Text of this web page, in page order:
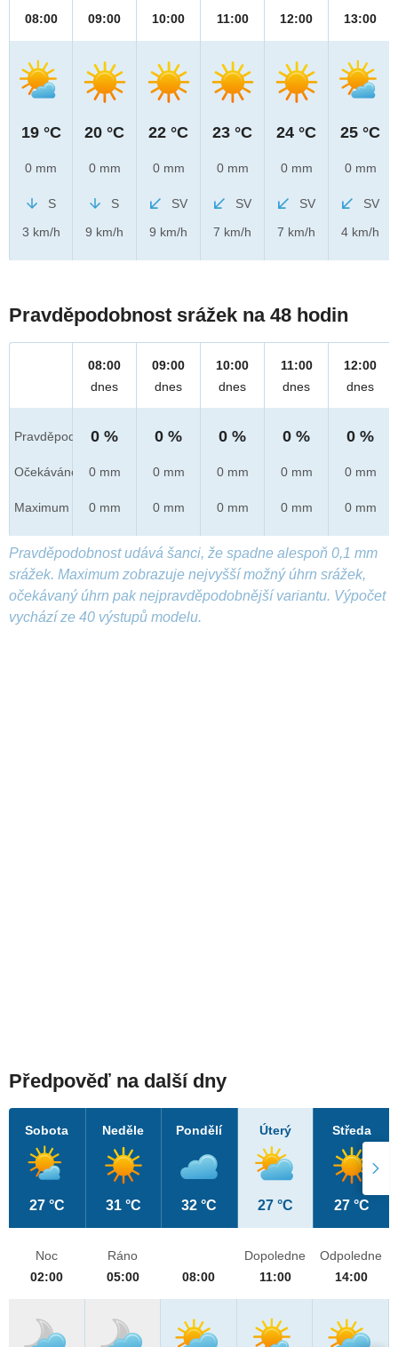
08:00
19 °C
0 mm
S
3 km/h
09:00
20 °C
0 mm
S
9 km/h
10:00
22 °C
0 mm
SV
9 km/h
11:00
23 °C
0 mm
SV
7 km/h
12:00
24 °C
0 mm
SV
7 km/h
13:00
25 °C
0 mm
SV
4 km/h
Pravděpodobnost srážek na 48 hodin
Pravděpod.
Očekáváno
Maximum
08:00
dnes
0 %
0 mm
0 mm
09:00
dnes
0 %
0 mm
0 mm
10:00
dnes
0 %
0 mm
0 mm
11:00
dnes
0 %
0 mm
0 mm
12:00
dnes
0 %
0 mm
0 mm
Pravděpodobnost udává šanci, že spadne alespoň 0,1 mm
srážek. Maximum zobrazuje nejvyšší možný úhrn srážek,
očekávaný úhrn pak nejpravděpodobnější variantu. Výpočet
vychází ze 40 výstupů modelu.
Předpověď na další dny
Sobota
27 °C
Neděle
31 °C
Pondělí
32 °C
Úterý
27 °C
Středa
27 °C
Noc
02:00
Ráno
05:00
08:00
Dopoledne
11:00
Odpoledne
14:00